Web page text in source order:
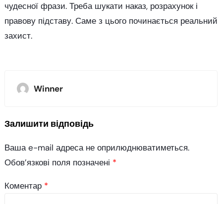
чудесної фрази. Треба шукати наказ, розрахунок і
правову підставу. Саме з цього починається реальний
захист.
Winner
Залишити відповідь
Ваша e-mail адреса не оприлюднюватиметься.
Обов’язкові поля позначені *
Коментар *